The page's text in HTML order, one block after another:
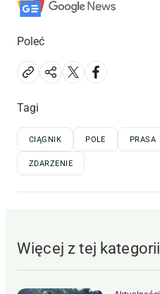
Poleć
Tagi
CIĄGNIK POLE PRASA
ZDARZENIE
Więcej z tej kategorii